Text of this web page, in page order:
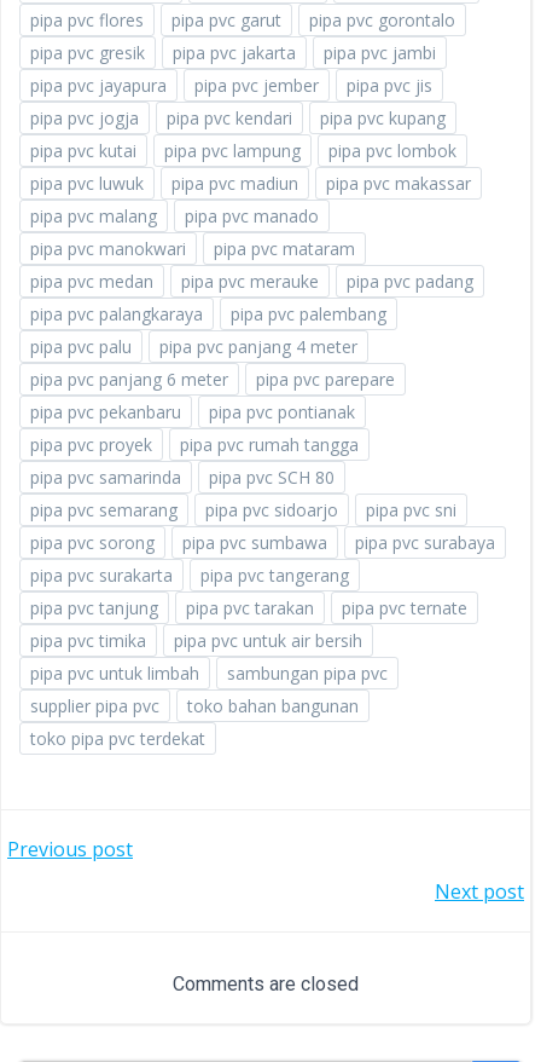
pipa pvc flores
pipa pvc garut
pipa pvc gorontalo
pipa pvc gresik
pipa pvc jakarta
pipa pvc jambi
pipa pvc jayapura
pipa pvc jember
pipa pvc jis
pipa pvc jogja
pipa pvc kendari
pipa pvc kupang
pipa pvc kutai
pipa pvc lampung
pipa pvc lombok
pipa pvc luwuk
pipa pvc madiun
pipa pvc makassar
pipa pvc malang
pipa pvc manado
pipa pvc manokwari
pipa pvc mataram
pipa pvc medan
pipa pvc merauke
pipa pvc padang
pipa pvc palangkaraya
pipa pvc palembang
pipa pvc palu
pipa pvc panjang 4 meter
pipa pvc panjang 6 meter
pipa pvc parepare
pipa pvc pekanbaru
pipa pvc pontianak
pipa pvc proyek
pipa pvc rumah tangga
pipa pvc samarinda
pipa pvc SCH 80
pipa pvc semarang
pipa pvc sidoarjo
pipa pvc sni
pipa pvc sorong
pipa pvc sumbawa
pipa pvc surabaya
pipa pvc surakarta
pipa pvc tangerang
pipa pvc tanjung
pipa pvc tarakan
pipa pvc ternate
pipa pvc timika
pipa pvc untuk air bersih
pipa pvc untuk limbah
sambungan pipa pvc
supplier pipa pvc
toko bahan bangunan
toko pipa pvc terdekat
POST
Previous post
Next post
Comments are closed